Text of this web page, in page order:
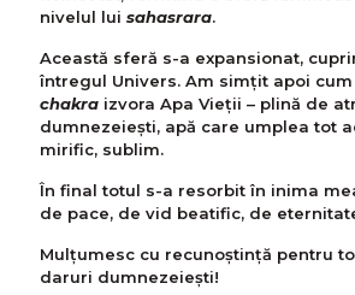
nivelul lui sahasrara.
Această sferă s-a expansionat,
întregul Univers. Am simţit apoi
chakra izvora Apa Vieții – plină de
dumnezeiești, apă care umplea tot
mirific, sublim.
În final totul s-a resorbit în inima
de pace, de vid beatific, de
Mulțumesc cu recunoștință pentru
daruri dumnezeiești!